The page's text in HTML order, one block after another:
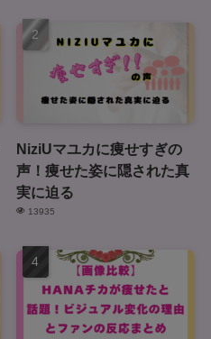
NiziUマユカに痩せすぎの
声！痩せた姿に隠された真
実に迫る
13935